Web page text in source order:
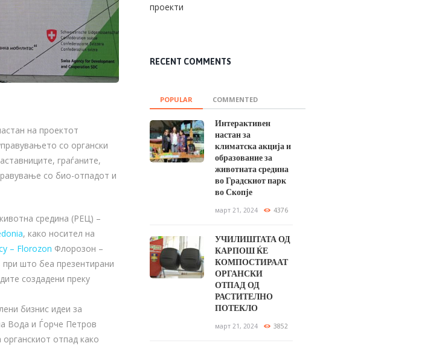
на проектот
со органски
граѓаните,
со био-отпадот и
средина (РЕЦ) –
, како носител на
– Florozon Флорозон –
што беа презентирани
создадени преку
бизнис идеи за
Вода и Ѓорче Петров
отпад како
проекти
RECENT COMMENTS
POPULAR COMMENTED
Интерактивен
настан за
климатска акција и
образование за
животната средина
во Градскиот парк
во Скопје
март 21, 2024 4376
УЧИЛИШТАТА ОД
КАРПОШ ЌЕ
КОМПОСТИРААТ
ОРГАНСКИ
ОТПАД ОД
РАСТИТЕЛНО
ПОТЕКЛО
март 21, 2024 3852